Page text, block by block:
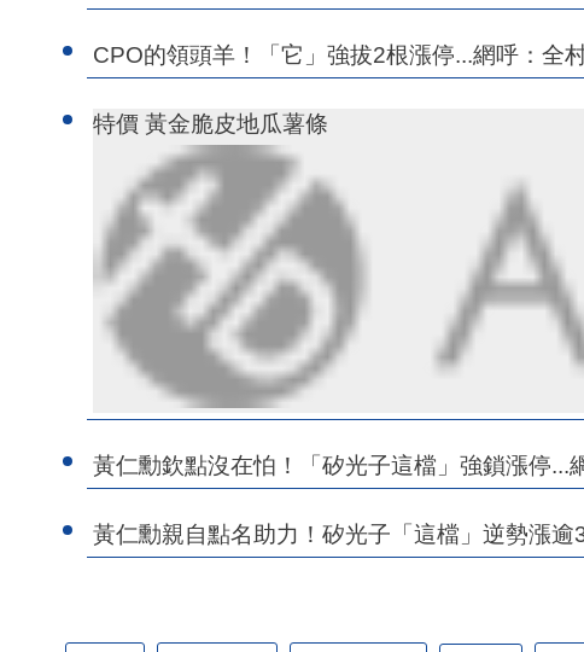
CPO的領頭羊！「它」強拔2根漲停...網呼：
特價 黃金脆皮地瓜薯條
黃仁勳欽點沒在怕！「矽光子這檔」強鎖漲停
黃仁勳親自點名助力！矽光子「這檔」逆勢漲